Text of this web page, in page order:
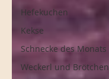
Hefekuchen
Kekse
Schnecke des Monats
Weckerl und Brötchen